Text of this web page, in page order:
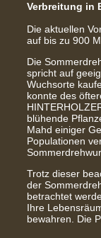
Verbreitung in
Die aktuellen
auf bis zu 900
Die
spricht auf
Wuchsorte
konnte des
blühende
Mahd einiger
Populationen
Trotz dieser
der
betrachtet
Ihre
bewahren. Die